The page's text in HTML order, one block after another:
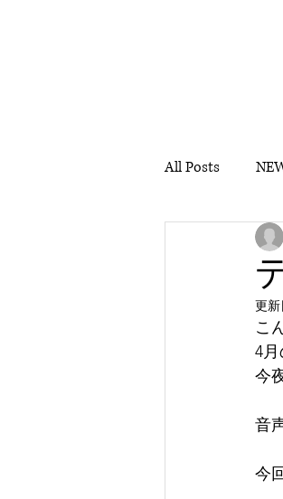
All Posts
イベント
全国キャ
更新
こ
4
今
音
今